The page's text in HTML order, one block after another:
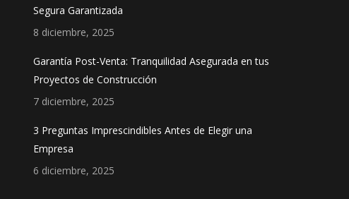
Segura Garantizada
8 diciembre, 2025
Garantía Post-Venta: Tranquilidad Asegurada en tus
Proyectos de Construcción
7 diciembre, 2025
3 Preguntas Imprescindibles Antes de Elegir una
Empresa
6 diciembre, 2025